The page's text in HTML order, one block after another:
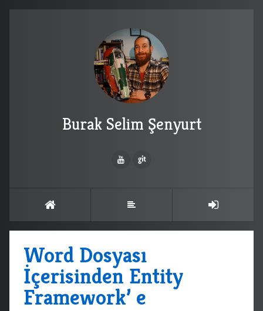
Burak Selim Şenyurt
Word Dosyası
İçerisinden Entity
Framework’ e